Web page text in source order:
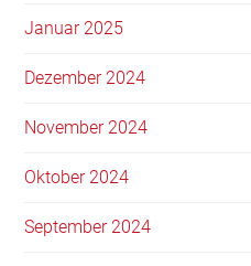
Januar 2025
Dezember 2024
November 2024
Oktober 2024
September 2024